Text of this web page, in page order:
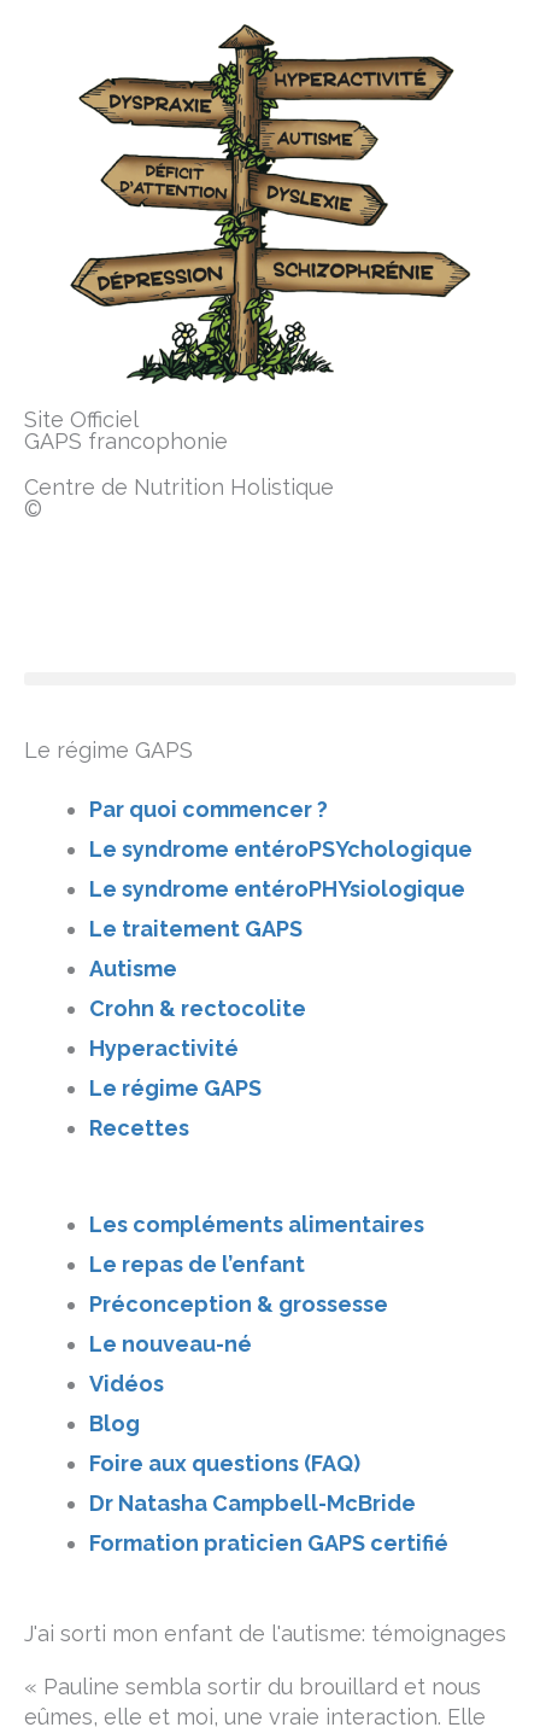
contenu
Site Officiel
GAPS francophonie
Centre de Nutrition Holistique
©️
Le régime GAPS
Par quoi commencer ?
Le syndrome entéroPSYchologique
Le syndrome entéroPHYsiologique
Le traitement GAPS
Autisme
Crohn & rectocolite
Hyperactivité
Le régime GAPS
Recettes
Les compléments alimentaires
Le repas de l’enfant
Préconception & grossesse
Le nouveau-né
Vidéos
Blog
Foire aux questions (FAQ)
Dr Natasha Campbell-McBride
Formation praticien GAPS certifié
J'ai sorti mon enfant de l'autisme: témoignages
« Pauline sembla sortir du brouillard et nous
eûmes, elle et moi, une vraie interaction. Elle